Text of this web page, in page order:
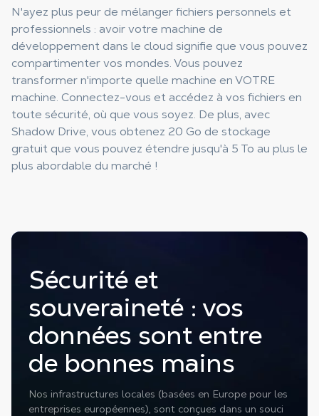
N'ayez plus peur de mélanger fichiers personnels et
professionnels : avoir votre machine de
développement dans le cloud signifie que vous pouvez
compartimenter vos mondes. Vous pouvez
transformer n'importe quelle machine en VOTRE
machine. Connectez-vous et accédez à vos fichiers en
toute sécurité, où que vous soyez. De plus, avec
Shadow Drive, vous obtenez 20 Go de stockage
gratuit que vous pouvez étendre jusqu'à 5 To au plus le
plus abordable du marché !
Sécurité et
souveraineté : vos
données sont entre
de bonnes mains
Nos infrastructures locales (basées en Europe pour les
entreprises européennes), sont conçues dans un souci